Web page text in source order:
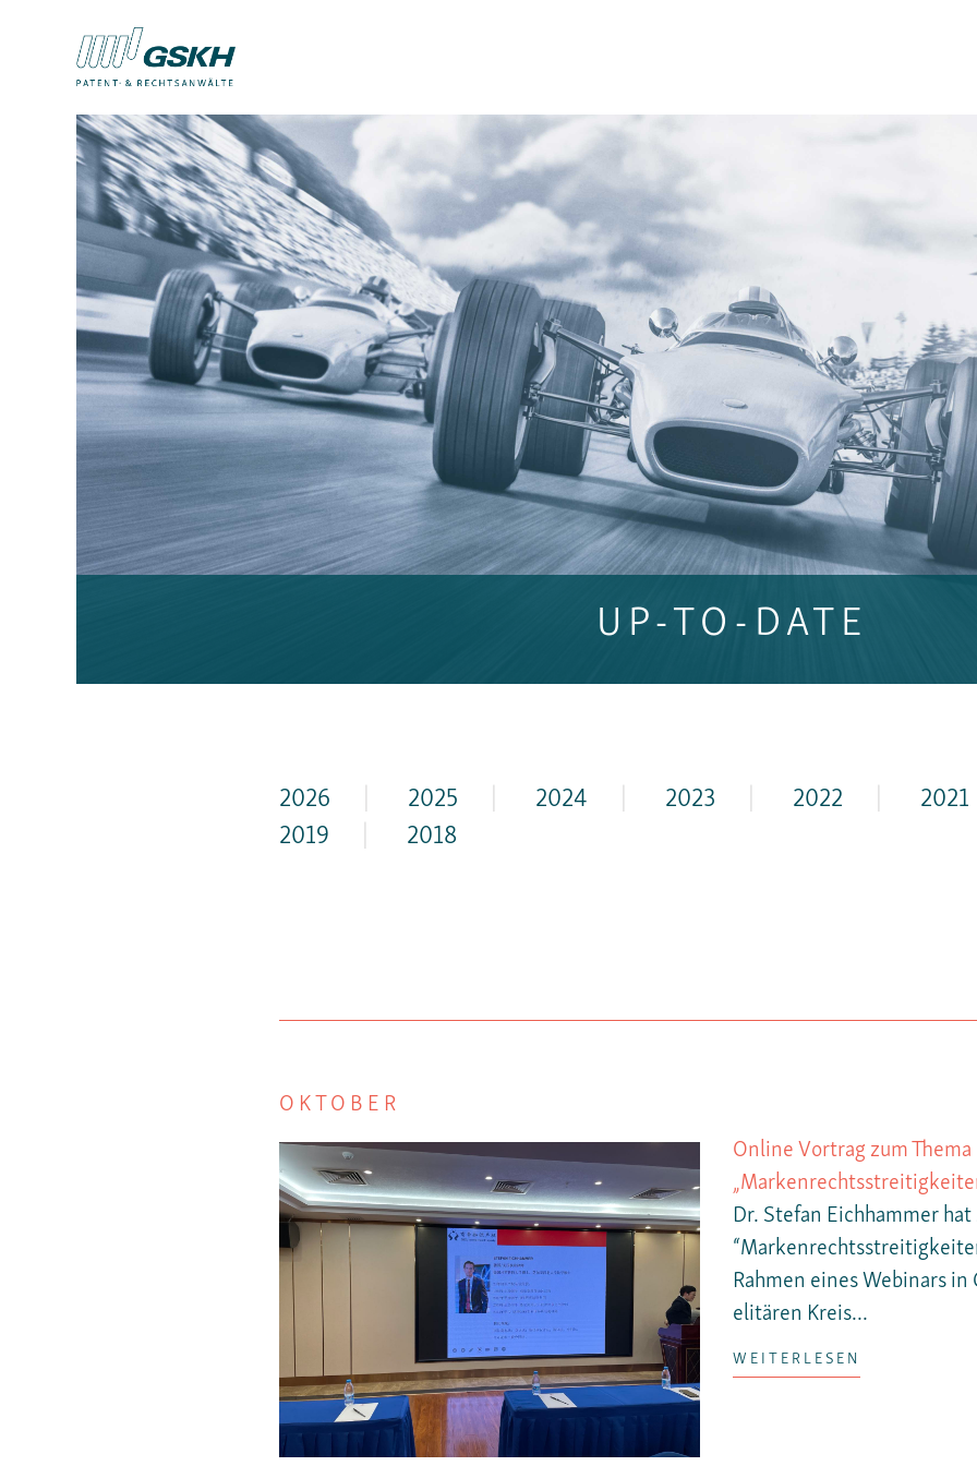
UP-TO-DATE
2026 2025 2024 2023 2022
2021
2019
2018
OKTOBER
Online Vortrag zum Thema
Dr. Stefan Eichhammer hat
Rahmen eines Webinars
elitären Kreis...
WEITERLESEN